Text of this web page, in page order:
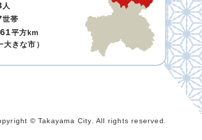
人
世帯
平方km
大きな市）
© Takayama City. All rights reserved.